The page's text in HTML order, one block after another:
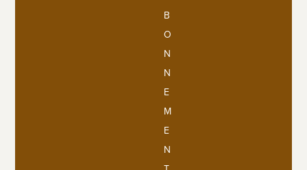
B
O
N
N
E
M
E
N